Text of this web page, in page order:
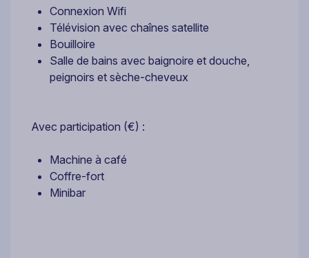
Connexion Wifi
Télévision avec chaînes satellite
Bouilloire
Salle de bains avec baignoire et douche,
peignoirs et sèche-cheveux
Avec participation (€) :
Machine à café
Coffre-fort
Minibar